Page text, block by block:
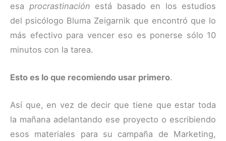
esa procrastinación está basado en los estudios
del psicólogo Bluma Zeigarnik que encontró que lo
más efectivo para vencer eso es ponerse sólo 10
minutos con la tarea.
Esto es lo que recomiendo usar primero.
Así que, en vez de decir que tiene que estar toda
la mañana adelantando ese proyecto o escribiendo
esos materiales para su campaña de Marketing,